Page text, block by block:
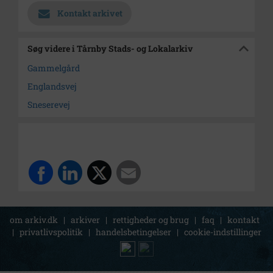
Kontakt arkivet
Søg videre i Tårnby Stads- og Lokalarkiv
Gammelgård
Englandsvej
Sneserevej
om arkiv.dk | arkiver | rettigheder og brug | faq | kontakt
| privatlivspolitik | handelsbetingelser | cookie-indstillinger